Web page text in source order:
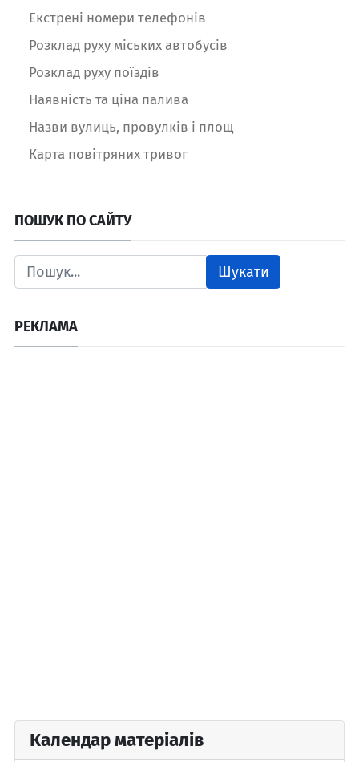
Екстрені номери телефонів
Розклад руху міських автобусів
Розклад руху поїздів
Наявність та ціна палива
Назви вулиць, провулків і площ
Карта повітряних тривог
ПОШУК ПО САЙТУ
Шукати
РЕКЛАМА
Календар матеріалів